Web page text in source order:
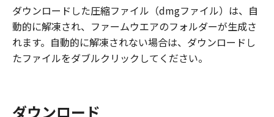
ダウンロードした圧縮ファイル（dmgファイル）は、自
動的に解凍され、ファームウエアのフォルダーが生成さ
れます。自動的に解凍されない場合は、ダウンロードし
たファイルをダブルクリックしてください。
ダウンロード